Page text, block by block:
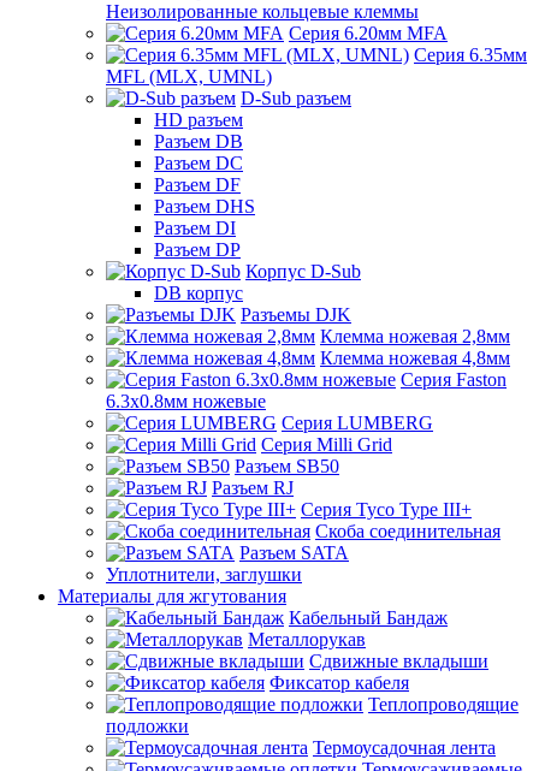
Неизолированные кольцевые клеммы
Серия 6.20мм MFA
Серия 6.35мм
MFL (MLX, UMNL)
D-Sub разъем
HD разъем
Разъем DB
Разъем DC
Разъем DF
Разъем DHS
Разъем DI
Разъем DP
Корпус D-Sub
DB корпус
Разъемы DJK
Клемма ножевая 2,8мм
Клемма ножевая 4,8мм
Серия Faston
6.3х0.8мм ножевые
Серия LUMBERG
Серия Milli Grid
Разъем SB50
Разъем RJ
Серия Tyco Type III+
Скоба соединительная
Разъем SATA
Уплотнители, заглушки
Материалы для жгутования
Кабельный Бандаж
Металлорукав
Сдвижные вкладыши
Фиксатор кабеля
Теплопроводящие
подложки
Термоусадочная лента